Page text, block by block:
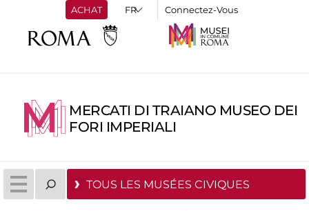
ACHAT Connectez-Vous
MERCATI DI TRAIANO MUSEO DEI
FORI IMPERIALI
TOUS LES MUSÉES CIVIQUES